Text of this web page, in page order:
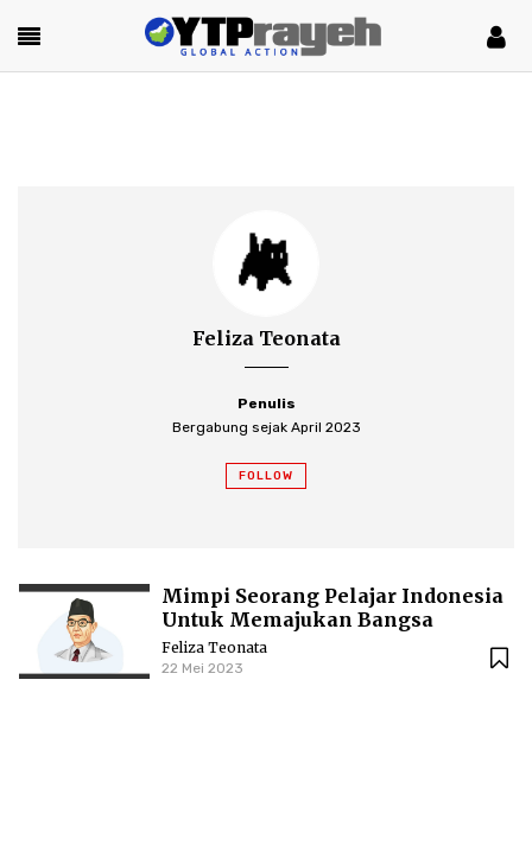
Feliza Teonata
Penulis
Bergabung sejak April 2023
FOLLOW
Mimpi Seorang Pelajar Indonesia
Untuk Memajukan Bangsa
Feliza Teonata
22 Mei 2023